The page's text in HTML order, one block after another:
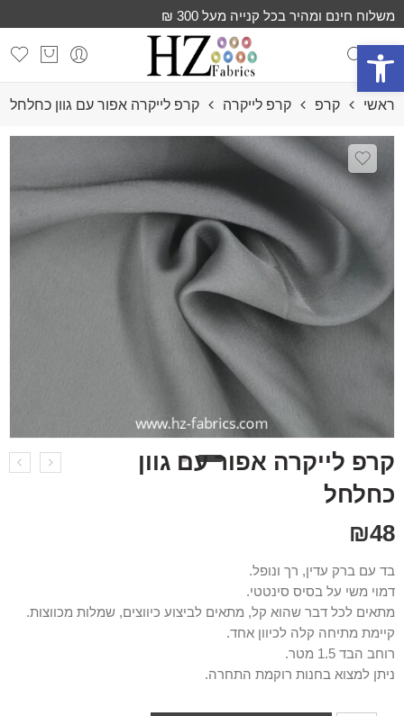
פתח סרגל נגישות
משלוח חינם ומהיר בכל קנייה מעל 300 ₪
ראשי קרפ קרפ לייקרה קרפ לייקרה אפור עם גוון כחלחל
קרפ לייקרה אפור עם גוון
כחלחל
₪48
בד עם ברק עדין, רך ונופל.
דמוי משי על בסיס סינטטי.
מתאים לכל דבר שהוא קל, מתאים לביצוע כיווצים, שמלות מכווצות.
קיימת מתיחה קלה לכיוון אחד.
רוחב הבד 1.5 מטר.
ניתן למצוא בחנות רוקמת התחרה.